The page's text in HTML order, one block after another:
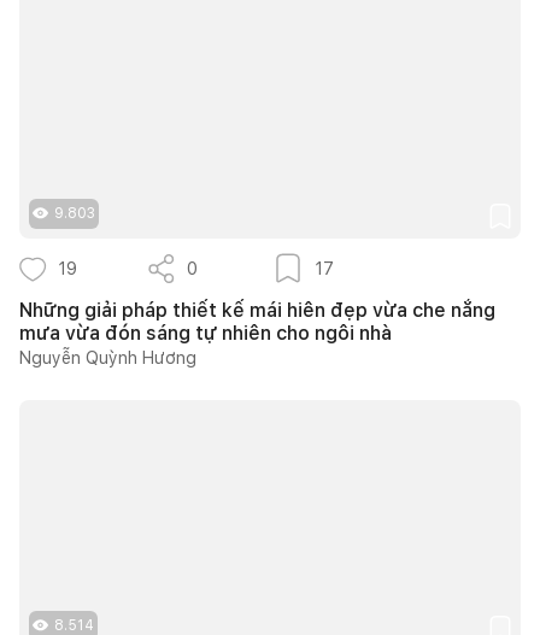
9.803
19 0 17
Những giải pháp thiết kế mái hiên đẹp vừa che nắng
mưa vừa đón sáng tự nhiên cho ngôi nhà
Nguyễn Quỳnh Hương
8.514